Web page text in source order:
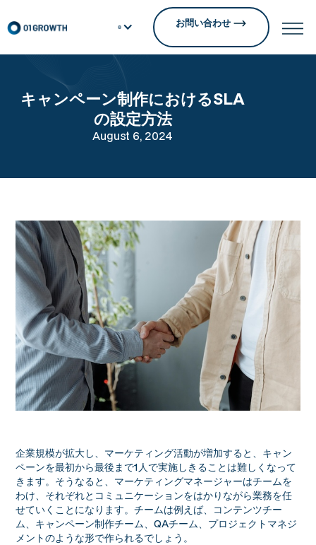
お問い合わせ
キャンペーン制作におけるSLA
の設定方法
August 6, 2024
企業規模が拡大し、マーケティング活動が増加すると、キャン
ペーンを最初から最後まで1人で実施しきることは難しくなって
きます。そうなると、マーケティングマネージャーはチームを
わけ、それぞれとコミュニケーションをはかりながら業務を任
せていくことになります。チームは例えば、コンテンツチー
ム、キャンペーン制作チーム、QAチーム、プロジェクトマネジ
メントのような形で作られるでしょう。